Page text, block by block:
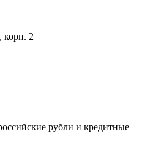
корп. 2
рубли и кредитные